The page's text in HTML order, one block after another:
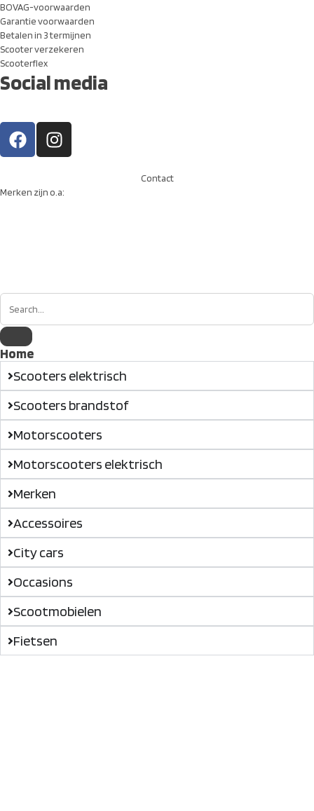
BOVAG-voorwaarden
Garantie voorwaarden
Betalen in 3 termijnen
Scooter verzekeren
Scooterflex
Social media
Merken zijn o.a:
Contact
Home
Scooters elektrisch
Scooters brandstof
Motorscooters
Motorscooters elektrisch
Merken
Accessoires
City cars
Occasions
Scootmobielen
Fietsen